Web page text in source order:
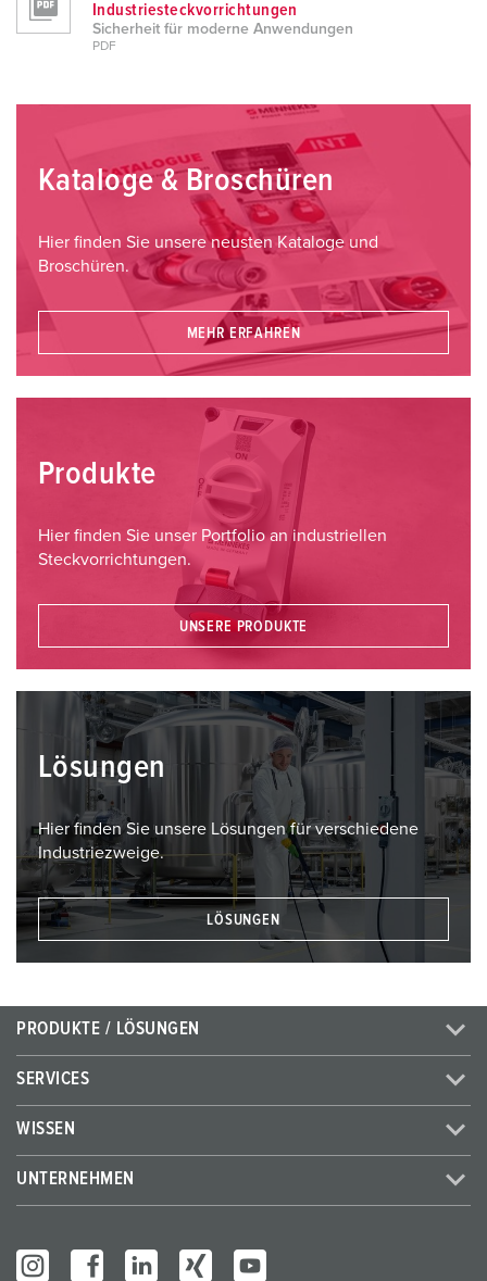
Industriesteckvorrichtungen
Sicherheit für moderne Anwendungen
PDF
Kataloge & Broschüren
Hier finden Sie unsere neusten Kataloge und
Broschüren.
MEHR ERFAHREN
Produkte
Hier finden Sie unser Portfolio an industriellen
Steckvorrichtungen.
UNSERE PRODUKTE
Lösungen
Hier finden Sie unsere Lösungen für verschiedene
Industriezweige.
LÖSUNGEN
PRODUKTE / LÖSUNGEN
SERVICES
WISSEN
UNTERNEHMEN